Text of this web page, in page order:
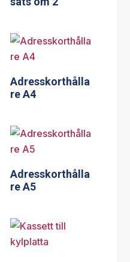
Adresskorthålla
re A4
Adresskorthålla
re A5